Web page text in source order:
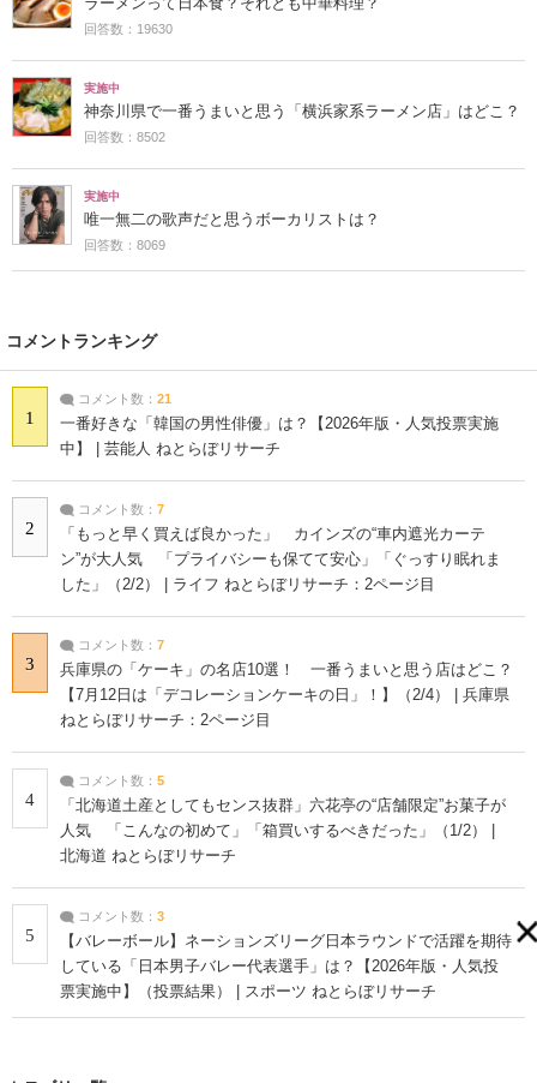
回答数：19630
実施中
神奈川県で一番うまいと思う「横浜家系ラーメン店」はどこ？
回答数：8502
実施中
唯一無二の歌声だと思うボーカリストは？
回答数：8069
コメントランキング
1
コメント数： 21
一番好きな「韓国の男性俳優」は？【2026年版・人気投票実施
中】 | 芸能人 ねとらぼリサーチ
2
コメント数： 7
「もっと早く買えば良かった」 カインズの“車内遮光カーテ
ン”が大人気 「プライバシーも保てて安心」「ぐっすり眠れま
した」（2/2） | ライフ ねとらぼリサーチ：2ページ目
3
コメント数： 7
兵庫県の「ケーキ」の名店10選！ 一番うまいと思う店はどこ？
【7月12日は「デコレーションケーキの日」！】（2/4） | 兵庫県
ねとらぼリサーチ：2ページ目
4
コメント数： 5
「北海道土産としてもセンス抜群」六花亭の“店舗限定”お菓子が
人気 「こんなの初めて」「箱買いするべきだった」（1/2） |
北海道 ねとらぼリサーチ
5
コメント数： 3
【バレーボール】ネーションズリーグ日本ラウンドで活躍を期待
している「日本男子バレー代表選手」は？【2026年版・人気投
票実施中】（投票結果） | スポーツ ねとらぼリサーチ